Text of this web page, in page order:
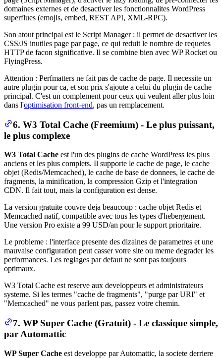
domaines externes et de desactiver les fonctionnalites WordPress
superflues (emojis, embed, REST API, XML-RPC).
Son atout principal est le Script Manager : il permet de desactiver les
CSS/JS inutiles page par page, ce qui reduit le nombre de requetes
HTTP de facon significative. Il se combine bien avec WP Rocket ou
FlyingPress.
Attention : Perfmatters ne fait pas de cache de page. Il necessite un
autre plugin pour ca, et son prix s'ajoute a celui du plugin de cache
principal. C'est un complement pour ceux qui veulent aller plus loin
dans l'optimisation front-end, pas un remplacement.
6. W3 Total Cache (Freemium) - Le plus puissant,
le plus complexe
W3 Total Cache est l'un des plugins de cache WordPress les plus
anciens et les plus complets. Il supporte le cache de page, le cache
objet (Redis/Memcached), le cache de base de donnees, le cache de
fragments, la minification, la compression Gzip et l'integration
CDN. Il fait tout, mais la configuration est dense.
La version gratuite couvre deja beaucoup : cache objet Redis et
Memcached natif, compatible avec tous les types d'hebergement.
Une version Pro existe a 99 USD/an pour le support prioritaire.
Le probleme : l'interface presente des dizaines de parametres et une
mauvaise configuration peut casser votre site ou meme degrader les
performances. Les reglages par defaut ne sont pas toujours
optimaux.
W3 Total Cache est reserve aux developpeurs et administrateurs
systeme. Si les termes "cache de fragments", "purge par URI" et
"Memcached" ne vous parlent pas, passez votre chemin.
7. WP Super Cache (Gratuit) - Le classique simple,
par Automattic
WP Super Cache est developpe par Automattic, la societe derriere